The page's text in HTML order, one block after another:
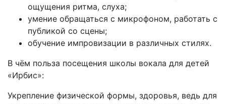
ощущения ритма, слуха;
умение обращаться с микрофоном, работать с
публикой со сцены;
обучение импровизации в различных стилях.
В чём польза посещения школы вокала для детей
«Ирбис»:
Укрепление физической формы, здоровья, ведь для